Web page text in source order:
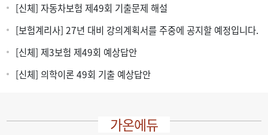
[신체] 자동차보험 제49회 기출문제 해설
[보험계리사] 27년 대비 강의계획서를 주중에 공지할 예정입니다.
[신체] 제3보험 제49회 예상답안
[신체] 의학이론 49회 기출 예상답안
가온에듀